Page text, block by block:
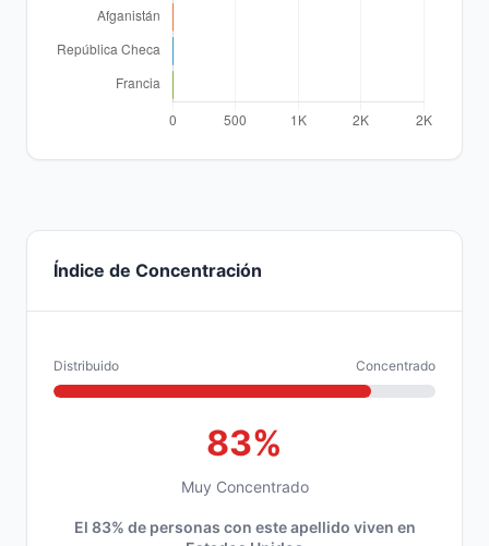
Índice de Concentración
Distribuido Concentrado
83%
Muy Concentrado
El 83% de personas con este apellido viven en